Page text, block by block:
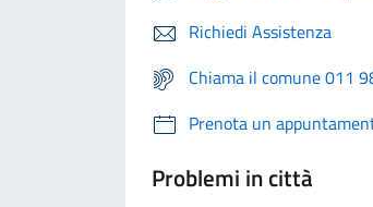
Richiedi Assistenza
Chiama il comune 011
Prenota un
Problemi in città